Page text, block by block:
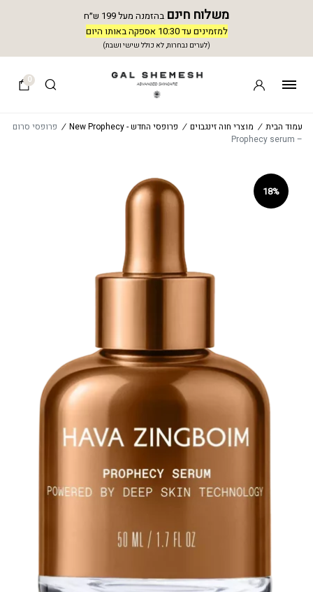
משלוח חינם בהזמנה מעל 199 ש״ח
למזמינים עד 10:30 אספקה באותו היום
(לערים נבחרות, לא כולל שישי ושבת)
0
עמוד הבית / מוצרי חוה זינגבוים / פרופסי החדש - New Prophecy / פרופסי סרום
– Prophecy serum
18%